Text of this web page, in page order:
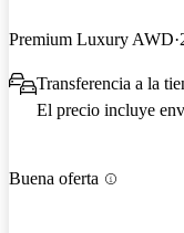
Premium Luxury AWD
Transferencia a la
El precio incluye
Buena oferta